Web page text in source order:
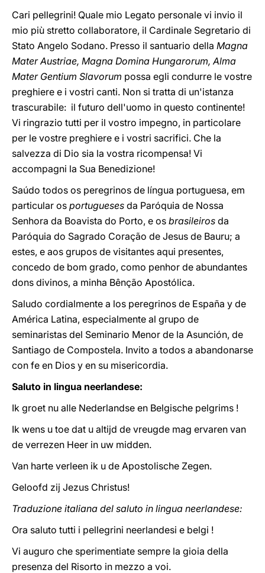
Cari pellegrini! Quale mio Legato personale vi invio il
mio più stretto collaboratore, il Cardinale Segretario di
Stato Angelo Sodano. Presso il santuario della Magna
Mater Austriae, Magna Domina Hungarorum, Alma
Mater Gentium Slavorum possa egli condurre le vostre
preghiere e i vostri canti. Non si tratta di un'istanza
trascurabile: il futuro dell'uomo in questo continente!
Vi ringrazio tutti per il vostro impegno, in particolare
per le vostre preghiere e i vostri sacrifici. Che la
salvezza di Dio sia la vostra ricompensa! Vi
accompagni la Sua Benedizione!
Saúdo todos os peregrinos de língua portuguesa, em
particular os portugueses da Paróquia de Nossa
Senhora da Boavista do Porto, e os brasileiros da
Paróquia do Sagrado Coração de Jesus de Bauru; a
estes, e aos grupos de visitantes aqui presentes,
concedo de bom grado, como penhor de abundantes
dons divinos, a minha Bênção Apostólica.
Saludo cordialmente a los peregrinos de España y de
América Latina, especialmente al grupo de
seminaristas del Seminario Menor de la Asunción, de
Santiago de Compostela. Invito a todos a abandonarse
con fe en Dios y en su misericordia.
Saluto in lingua neerlandese:
Ik groet nu alle Nederlandse en Belgische pelgrims !
Ik wens u toe dat u altijd de vreugde mag ervaren van
de verrezen Heer in uw midden.
Van harte verleen ik u de Apostolische Zegen.
Geloofd zij Jezus Christus!
Traduzione italiana del saluto in lingua neerlandese:
Ora saluto tutti i pellegrini neerlandesi e belgi !
Vi auguro che sperimentiate sempre la gioia della
presenza del Risorto in mezzo a voi.